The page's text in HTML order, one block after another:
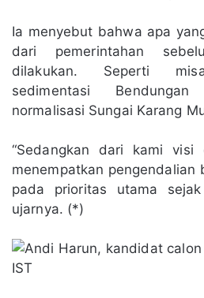
Ia menyebut bahwa apa
dari pemerintahan
dilakukan. Seperti
sedimentasi
normalisasi Sungai Karang
“Sedangkan dari kami
menempatkan pengendalian
pada prioritas utama
ujarnya. (*)